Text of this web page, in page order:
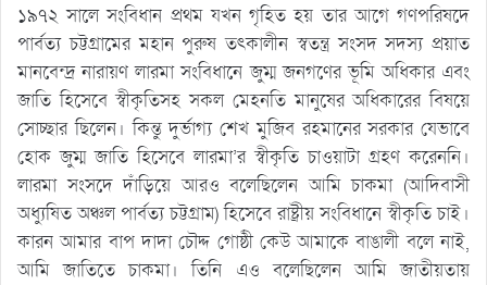
১৯৭২ সালে সংবিধান প্রথম যখন গৃহিত হয় তার আগে গণপরিষদে
পার্বত্য চট্টগ্রামের মহান পুরুষ তৎকালীন স্বতন্ত্র সংসদ সদস্য প্রয়াত
মানবেন্দ্র নারায়ণ লারমা সংবিধানে জুম্ম জনগণের ভূমি অধিকার এবং
জাতি হিসেবে স্বীকৃতিসহ সকল মেহনতি মানুষের অধিকারের বিষয়ে
সোচ্ছার ছিলেন। কিন্তু দুর্ভাগ্য শেখ মুজিব রহমানের সরকার যেভাবে
হোক জুম্ম জাতি হিসেবে লারমা’র স্বীকৃতি চাওয়াটা গ্রহণ করেননি।
লারমা সংসদে দাঁড়িয়ে আরও বলেছিলেন আমি চাকমা (আদিবাসী
অধ্যুষিত অঞ্চল পার্বত্য চট্টগ্রাম) হিসেবে রাষ্ট্রীয় সংবিধানে স্বীকৃতি চাই।
কারন আমার বাপ দাদা চৌদ্দ গোষ্ঠী কেউ আমাকে বাঙালী বলে নাই,
আমি জাতিতে চাকমা। তিনি এও বলেছিলেন আমি জাতীয়তায়